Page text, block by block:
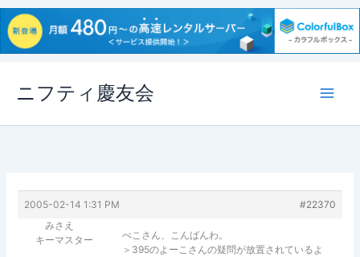
ス
ニフティ慶友会
2005-02-14 1:31 PM
#22370
みさえ
キーマスター
ぺこさん、こんばんわ。
＞395のよーこさんの疑問が放置されているよ